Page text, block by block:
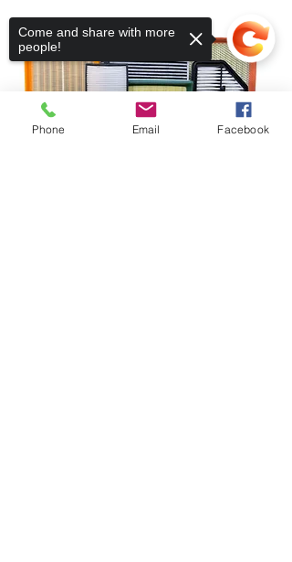
Phone Email Facebook
Come and share with more
people!